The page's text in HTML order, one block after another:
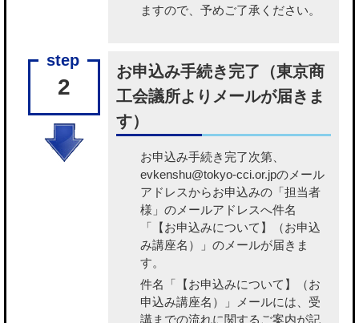
ますので、予めご了承ください。
2
お申込み手続き完了（東京商
工会議所よりメールが届きま
す）
お申込み手続き完了次第、
evkenshu@tokyo-cci.or.jpのメール
アドレスからお申込みの「担当者
様」のメールアドレスへ件名
「【お申込みについて】（お申込
み講座名）」のメールが届きま
す。
件名「【お申込みについて】（お
申込み講座名）」メールには、受
講までの流れに関するご案内が記